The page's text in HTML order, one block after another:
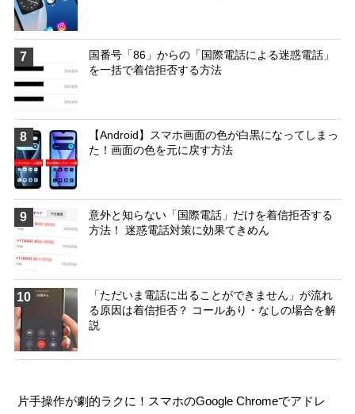
7
国番号「86」からの「国際電話による迷惑電話」
を一括で着信拒否する方法
8
【Android】スマホ画面の色が白黒になってしまっ
た！画面の色を元に戻す方法
9
意外と知らない「国際電話」だけを着信拒否する
方法！ 迷惑電話対策に効果てきめん
10
「ただいま電話に出ることができません」が流れ
る原因は着信拒否？ コールあり・なしの場合を解
説
片手操作が劇的ラクに！スマホのGoogle Chromeでアドレ